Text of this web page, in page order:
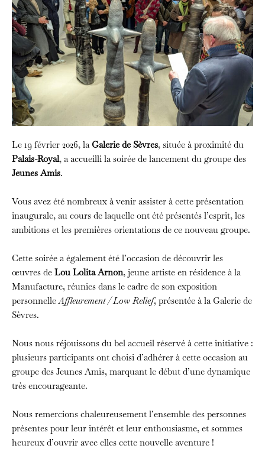
Le 19 février 2026, la Galerie de Sèvres, située à proximité du
Palais-Royal, a accueilli la soirée de lancement du groupe des
Jeunes Amis.
Vous avez été nombreux à venir assister à cette présentation
inaugurale, au cours de laquelle ont été présentés l’esprit, les
ambitions et les premières orientations de ce nouveau groupe.
Cette soirée a également été l’occasion de découvrir les
œuvres de Lou Lolita Arnon, jeune artiste en résidence à la
Manufacture, réunies dans le cadre de son exposition
personnelleAffleurement / Low Relief, présentée à la Galerie de
Sèvres.
Nous nous réjouissons du bel accueil réservé à cette initiative :
plusieurs participants ont choisi d’adhérer à cette occasion au
groupe des Jeunes Amis, marquant le début d’une dynamique
très encourageante.
Nous remercions chaleureusement l’ensemble des personnes
présentes pour leur intérêt et leur enthousiasme, et sommes
heureux d’ouvrir avec elles cette nouvelle aventure !